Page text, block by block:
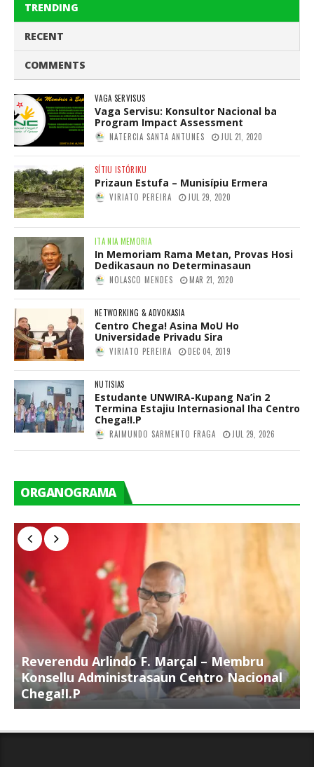
TRENDING
RECENT
COMMENTS
VAGA SERVISUS
Vaga Servisu: Konsultor Nacional ba
Program Impact Assessment
NATERCIA SANTA ANTUNES JUL 21, 2020
SÍTIU ISTÓRIKU
Prizaun Estufa – Munisípiu Ermera
VIRIATO PEREIRA JUL 29, 2020
ITA NIA MEMORIA
In Memoriam Rama Metan, Provas Hosi
Dedikasaun no Determinasaun
NOLASCO MENDES MAR 21, 2020
NETWORKING & ADVOKASIA
Centro Chega! Asina MoU Ho
Universidade Privadu Sira
VIRIATO PEREIRA DEC 04, 2019
NUTISIAS
Estudante UNWIRA-Kupang Na’in 2
Termina Estajiu Internasional Iha Centro
Chega!I.P
RAIMUNDO SARMENTO FRAGA JUL 29, 2026
ORGANOGRAMA
Reverendu Arlindo F. Marçal – Membru
Konsellu Administrasaun Centro Nacional
Chega!I.P